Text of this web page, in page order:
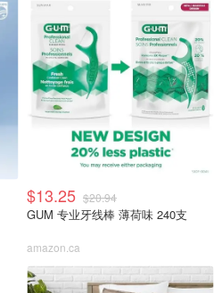
$13.25 $20.94
GUM 专业牙线棒 薄荷味 240支
amazon.ca